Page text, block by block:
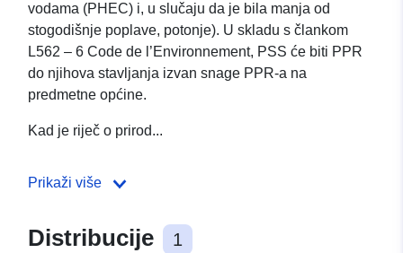
vodama (PHEC) i, u slučaju da je bila manja od
stogodišnje poplave, potonje). U skladu s člankom
L562 – 6 Code de l’Environnement, PSS će biti PPR
do njihova stavljanja izvan snage PPR-a na
predmetne općine.
Kad je riječ o prirod...
Prikaži više
Distribucije 1